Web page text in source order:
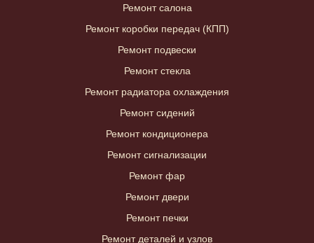
Ремонт салона
Ремонт коробки передач (КПП)
Ремонт подвески
Ремонт стекла
Ремонт радиатора охлаждения
Ремонт сидений
Ремонт кондиционера
Ремонт сигнализации
Ремонт фар
Ремонт двери
Ремонт печки
Ремонт деталей и узлов